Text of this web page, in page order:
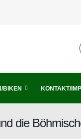
BIKEN KONTAKT/
die